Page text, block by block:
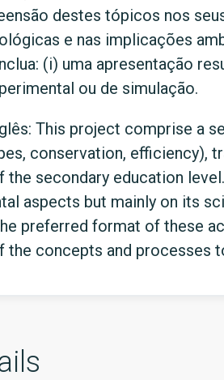
destes tópicos nos
e nas implicações
(i) uma apresentação
ou de simulação.
This project comprise a
conservation, efficiency),
the secondary education
aspects but mainly on its
preferred format of these
the concepts and processes